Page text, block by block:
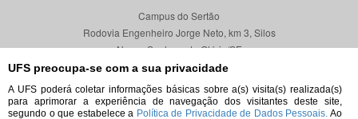
UFS preocupa-se com a sua privacidade
A UFS poderá coletar informações básicas sobre a(s) visita(s) realizada(s)
para aprimorar a experiência de navegação dos visitantes deste site,
segundo o que estabelece a Política de Privacidade de Dados Pessoais. Ao
Campus do Sertão
Rodovia Engenheiro Jorge Neto, km 3, Silos
Nossa Senhora da Glória/SE
CEP 49680-000
Localização